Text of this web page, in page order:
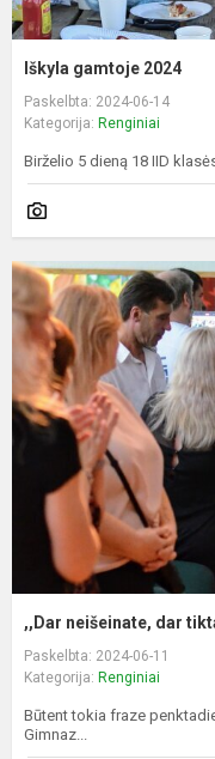
Iškyla gamtoje 2024
Paskelbta: 2024-06-14
Kategorija: Renginiai
Birželio 5 dieną 18 IID
,,Dar neišeinate, dar
Paskelbta: 2024-06-11
Kategorija: Renginiai
Būtent tokia fraze
Gimnaz...